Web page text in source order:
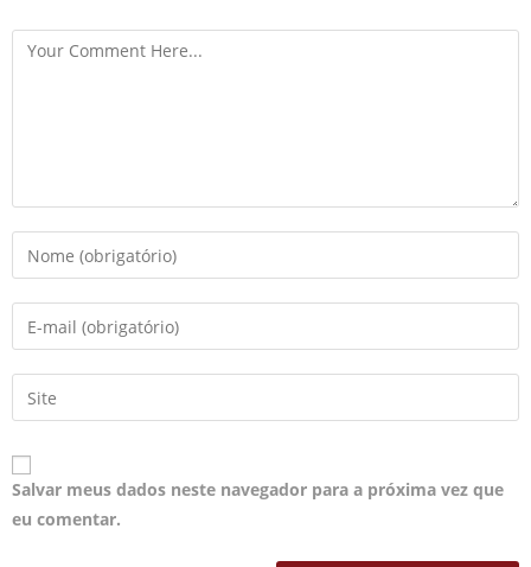
Salvar meus dados neste navegador para a próxima vez que
eu comentar.